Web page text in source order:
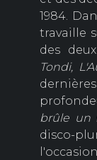
1984.
travaille
des
Tondi,
brûle un
disco-